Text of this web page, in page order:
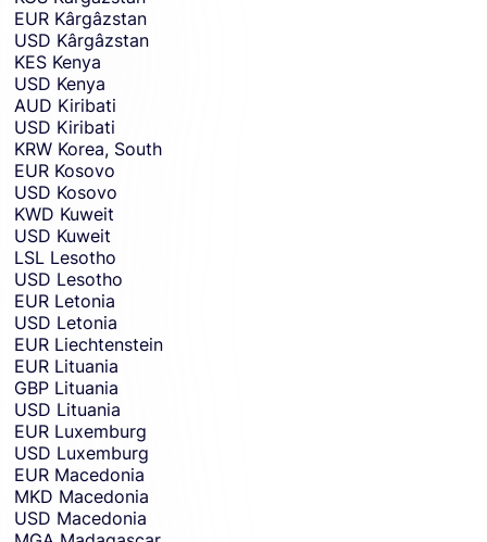
EUR Kârgâzstan
USD Kârgâzstan
KES Kenya
USD Kenya
AUD Kiribati
USD Kiribati
KRW Korea, South
EUR Kosovo
USD Kosovo
KWD Kuweit
USD Kuweit
LSL Lesotho
USD Lesotho
EUR Letonia
USD Letonia
EUR Liechtenstein
EUR Lituania
GBP Lituania
USD Lituania
EUR Luxemburg
USD Luxemburg
EUR Macedonia
MKD Macedonia
USD Macedonia